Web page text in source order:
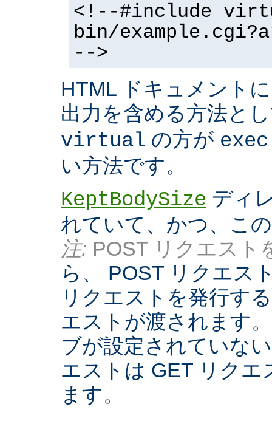
<!--#include
bin/
-->
HTML ドキュメント
出力を含める方法と
virtual の方が
い方法です。
KeptBodySize ディ
れていて、かつ、こ
注: POST リクエスト
ら、 POST リクエス
リクエストを発行す
エストが渡されます
ブが設定されていな
エストは GET リク
ます。